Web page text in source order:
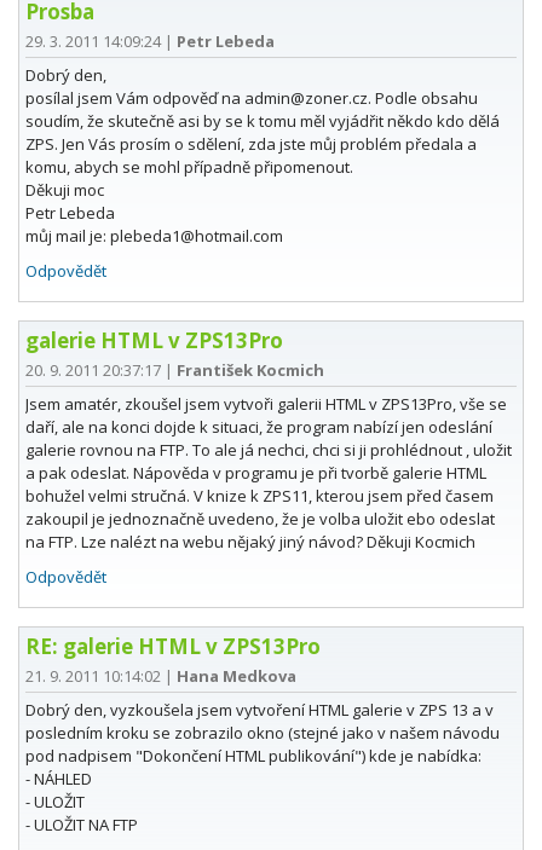
Prosba
29. 3. 2011 14:09:24 | Petr Lebeda
Dobrý den,
posílal jsem Vám odpověď na admin@zoner.cz. Podle obsahu
soudím, že skutečně asi by se k tomu měl vyjádřit někdo kdo dělá
ZPS. Jen Vás prosím o sdělení, zda jste můj problém předala a
komu, abych se mohl případně připomenout.
Děkuji moc
Petr Lebeda
můj mail je: plebeda1@hotmail.com
Odpovědět
galerie HTML v ZPS13Pro
20. 9. 2011 20:37:17 | František Kocmich
Jsem amatér, zkoušel jsem vytvoři galerii HTML v ZPS13Pro, vše se
daří, ale na konci dojde k situaci, že program nabízí jen odeslání
galerie rovnou na FTP. To ale já nechci, chci si ji prohlédnout , uložit
a pak odeslat. Nápověda v programu je při tvorbě galerie HTML
bohužel velmi stručná. V knize k ZPS11, kterou jsem před časem
zakoupil je jednoznačně uvedeno, že je volba uložit ebo odeslat
na FTP. Lze nalézt na webu nějaký jiný návod? Děkuji Kocmich
Odpovědět
RE: galerie HTML v ZPS13Pro
21. 9. 2011 10:14:02 | Hana Medkova
Dobrý den, vyzkoušela jsem vytvoření HTML galerie v ZPS 13 a v
posledním kroku se zobrazilo okno (stejné jako v našem návodu
pod nadpisem "Dokončení HTML publikování") kde je nabídka:
- NÁHLED
- ULOŽIT
- ULOŽIT NA FTP